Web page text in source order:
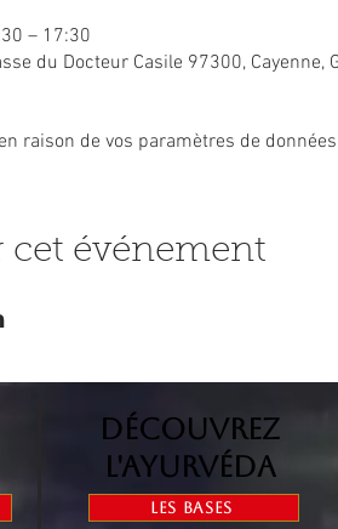
– 17:30
du Docteur Casile 97300, Cayenne,
raison de vos paramètres de
cet événement
Découvrez
l'ayurvéda
Les bases